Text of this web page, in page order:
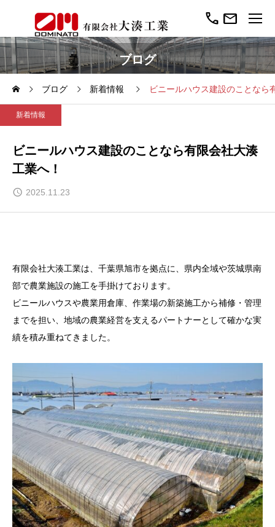
call mail
ブログ
ブログ 新着情報 ビニールハウス建設のことなら
新着情報
ビニールハウス建設のことなら有限会社大湊
工業へ！
2025.11.23
有限会社大湊工業は、千葉県旭市を拠点に、県内全域や茨城県南
部で農業施設の施工を手掛けております。
ビニールハウスや農業用倉庫、作業場の新築施工から補修・管理
までを担い、地域の農業経営を支えるパートナーとして確かな実
績を積み重ねてきました。